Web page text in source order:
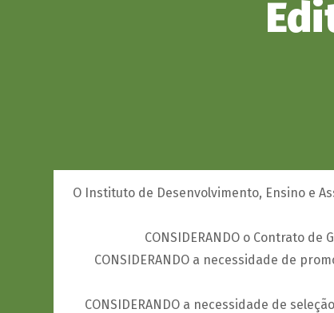
O Instituto de Desenvolvimento, Ensino e
CONSIDERANDO o Contrato
CONSIDERANDO a necessidade de
CONSIDERANDO a necessidade de